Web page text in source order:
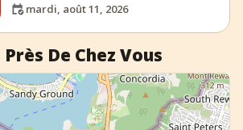
mardi, août 11, 2026
De Chez Vous